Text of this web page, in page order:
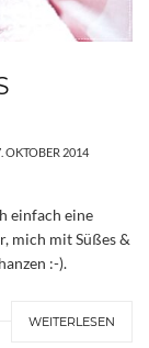
OKTOBER 2014
einfach eine
mich mit Süßes &
:-).
WEITERLESEN